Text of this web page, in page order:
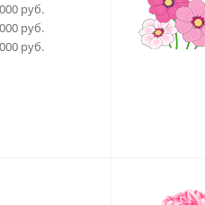
руб.
руб.
руб.